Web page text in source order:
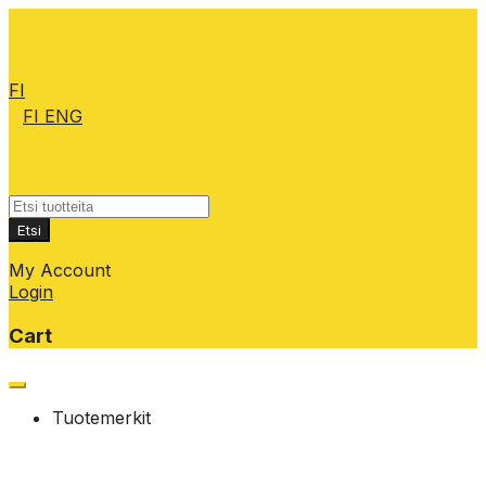
FI
FI ENG
Products
search
Etsi
My Account
Login
Cart
Skip
contentTuotemerkit